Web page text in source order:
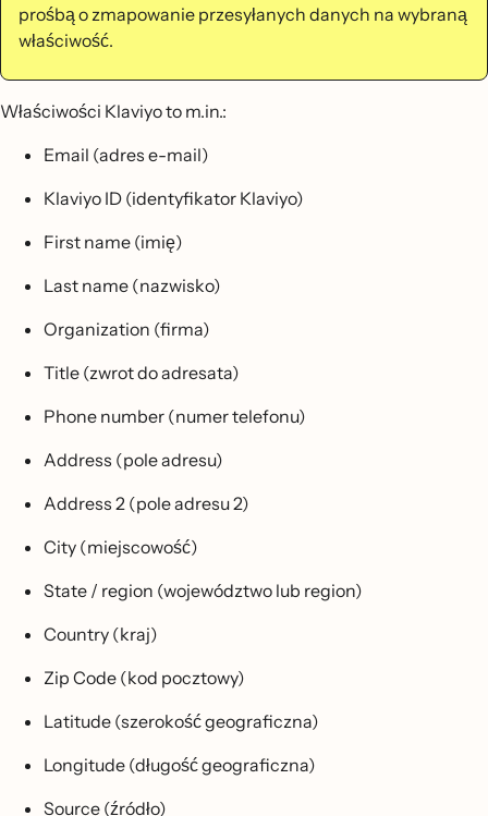
prośbą o zmapowanie przesyłanych danych na wybraną
właściwość.
Właściwości Klaviyo to m.in.:
Email (adres e-mail)
Klaviyo ID (identyfikator Klaviyo)
First name (imię)
Last name (nazwisko)
Organization (firma)
Title (zwrot do adresata)
Phone number (numer telefonu)
Address (pole adresu)
Address 2 (pole adresu 2)
City (miejscowość)
State / region (województwo lub region)
Country (kraj)
Zip Code (kod pocztowy)
Latitude (szerokość geograficzna)
Longitude (długość geograficzna)
Source (źródło)